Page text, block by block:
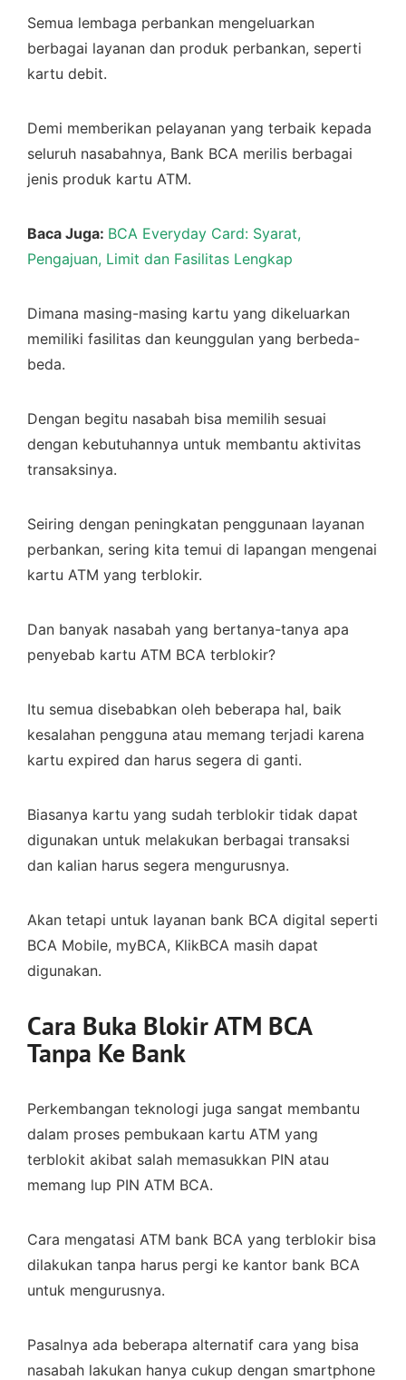
Semua lembaga perbankan mengeluarkan
berbagai layanan dan produk perbankan, seperti
kartu debit.
Demi memberikan pelayanan yang terbaik kepada
seluruh nasabahnya, Bank BCA merilis berbagai
jenis produk kartu ATM.
Baca Juga: BCA Everyday Card: Syarat,
Pengajuan, Limit dan Fasilitas Lengkap
Dimana masing-masing kartu yang dikeluarkan
memiliki fasilitas dan keunggulan yang berbeda-
beda.
Dengan begitu nasabah bisa memilih sesuai
dengan kebutuhannya untuk membantu aktivitas
transaksinya.
Seiring dengan peningkatan penggunaan layanan
perbankan, sering kita temui di lapangan mengenai
kartu ATM yang terblokir.
Dan banyak nasabah yang bertanya-tanya apa
penyebab kartu ATM BCA terblokir?
Itu semua disebabkan oleh beberapa hal, baik
kesalahan pengguna atau memang terjadi karena
kartu expired dan harus segera di ganti.
Biasanya kartu yang sudah terblokir tidak dapat
digunakan untuk melakukan berbagai transaksi
dan kalian harus segera mengurusnya.
Akan tetapi untuk layanan bank BCA digital seperti
BCA Mobile, myBCA, KlikBCA masih dapat
digunakan.
Cara Buka Blokir ATM BCA
Tanpa Ke Bank
Perkembangan teknologi juga sangat membantu
dalam proses pembukaan kartu ATM yang
terblokit akibat salah memasukkan PIN atau
memang lup PIN ATM BCA.
Cara mengatasi ATM bank BCA yang terblokir bisa
dilakukan tanpa harus pergi ke kantor bank BCA
untuk mengurusnya.
Pasalnya ada beberapa alternatif cara yang bisa
nasabah lakukan hanya cukup dengan smartphone